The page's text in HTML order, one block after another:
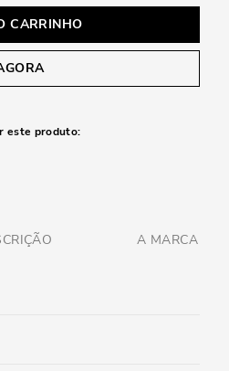
CARRINHO
este produto:
A MARCA